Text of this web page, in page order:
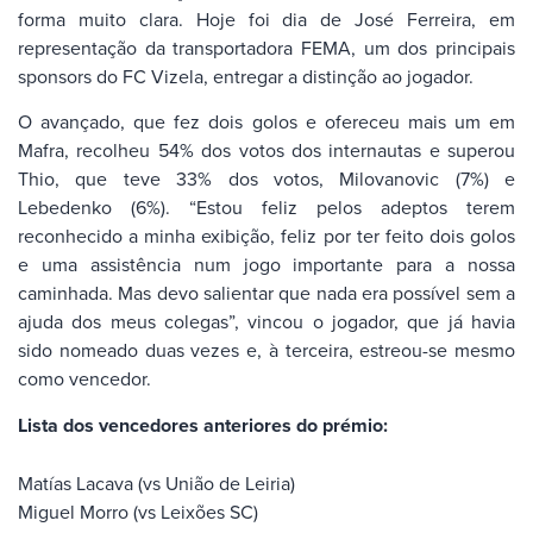
forma muito clara. Hoje foi dia de José Ferreira, em
representação da transportadora FEMA, um dos principais
sponsors do FC Vizela, entregar a distinção ao jogador.
O avançado, que fez dois golos e ofereceu mais um em
Mafra, recolheu 54% dos votos dos internautas e superou
Thio, que teve 33% dos votos, Milovanovic (7%) e
Lebedenko (6%). “Estou feliz pelos adeptos terem
reconhecido a minha exibição, feliz por ter feito dois golos
e uma assistência num jogo importante para a nossa
caminhada. Mas devo salientar que nada era possível sem a
ajuda dos meus colegas”, vincou o jogador, que já havia
sido nomeado duas vezes e, à terceira, estreou-se mesmo
como vencedor.
Lista dos vencedores anteriores do prémio:
Matías Lacava (vs União de Leiria)
Miguel Morro (vs Leixões SC)